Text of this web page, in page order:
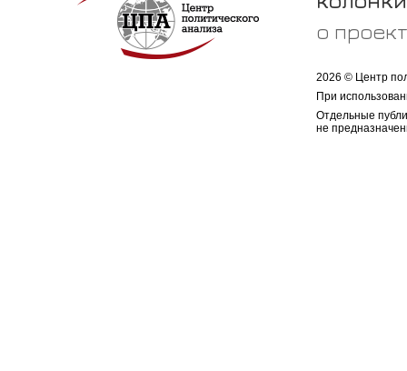
о
2026 © Центр
При
Отдельные
не